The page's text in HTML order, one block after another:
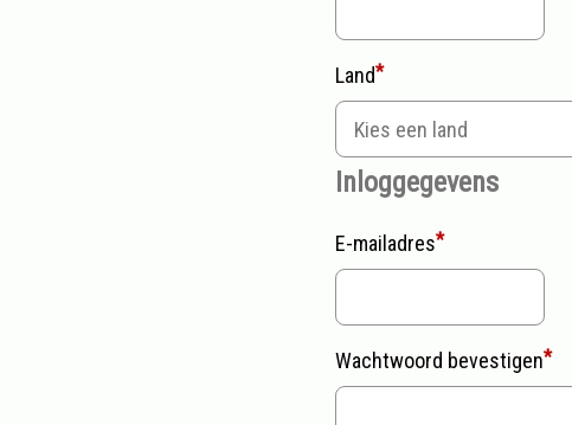
Land
Inloggegevens
E-mailadres
Wachtwoord bevestigen